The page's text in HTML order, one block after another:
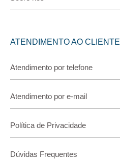
ATENDIMENTO AO CLIENTE
Atendimento por telefone
Atendimento por e-mail
Política de Privacidade
Dúvidas Frequentes